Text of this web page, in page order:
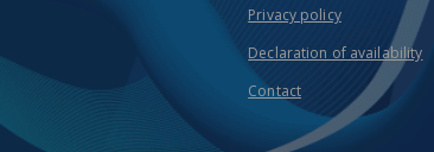
Privacy policy
Declaration of availability
Contact